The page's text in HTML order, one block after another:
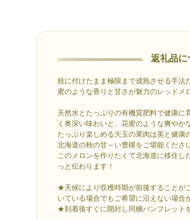
返礼品に
枝に付けたまま極限まで成熟させる手法
蜜のような香りと甘さが魅力のレッドメ
天然水とたっぷりの有機質肥料で健康に
く奥深い味わいと、花蜜のような爽やか
たっぷり楽しめる大玉の果肉は美と健康
北海道の秋の甘～い豊穣をご堪能ください
このメロンを作りたくて北海道に移住し
っと伝わります！
★天候により収穫時期が前後することが
いている場合でもご希望に沿えない場合
★到着後すぐに開封し同梱パンフレット